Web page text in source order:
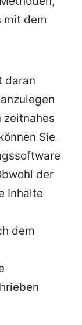
mit dem
daran
zeitnahes
Sie
der
Inhalte
dem